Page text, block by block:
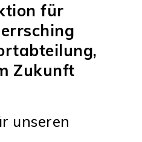
für
Zukunft
unseren